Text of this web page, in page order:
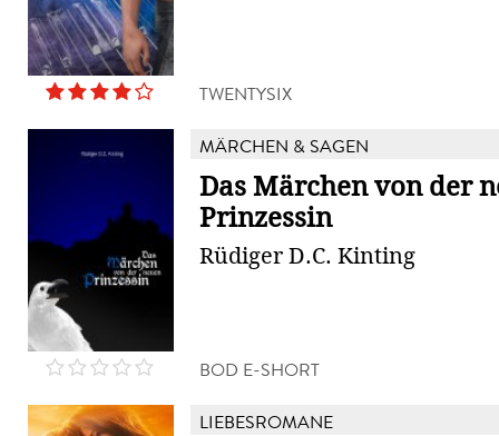
TWENTYSIX
MÄRCHEN & SAGEN
Das Märchen von der
Prinzessin
Rüdiger D.C. Kinting
BOD E-SHORT
LIEBESROMANE